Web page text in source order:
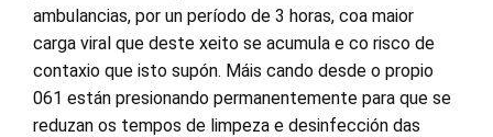
ambulancias, por un período de 3 horas, coa maior
carga viral que deste xeito se acumula e co risco de
contaxio que isto supón. Máis cando desde o propio
061 están presionando permanentemente para que se
reduzan os tempos de limpeza e desinfección das